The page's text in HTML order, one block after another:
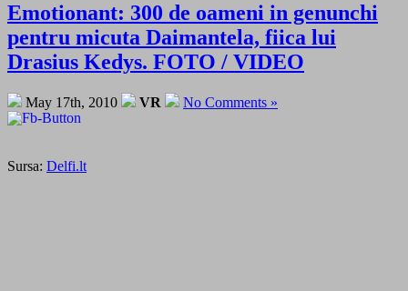
Emotionant: 300 de oameni in genunchi
pentru micuta Daimantela, fiica lui
Drasius Kedys. FOTO / VIDEO
May 17th, 2010 VR No Comments »
Sursa: Delfi.lt